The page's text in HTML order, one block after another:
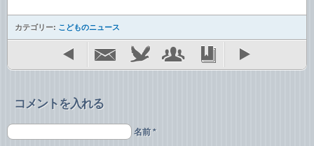
カテゴリー: こどものニュース
コメントを入れる
名前 *